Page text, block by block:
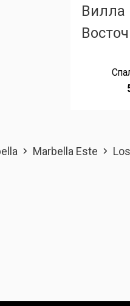
Вилла
Marbella Este